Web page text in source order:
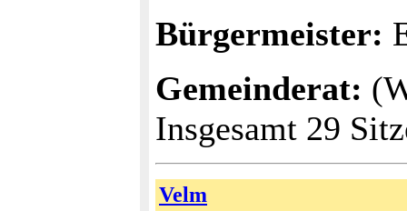
Bürgermeister:
Gemeinderat:
Insgesamt 29
Velm